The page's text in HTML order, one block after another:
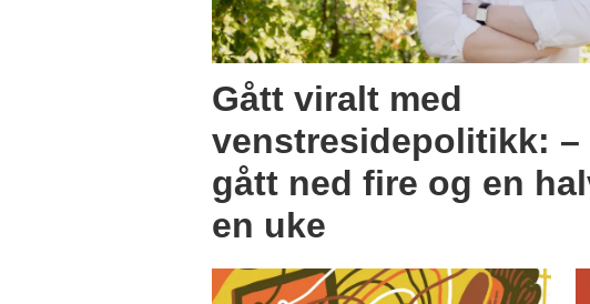
Gått viralt med
venstresidepolitikk: –
gått ned fire og en
en uke